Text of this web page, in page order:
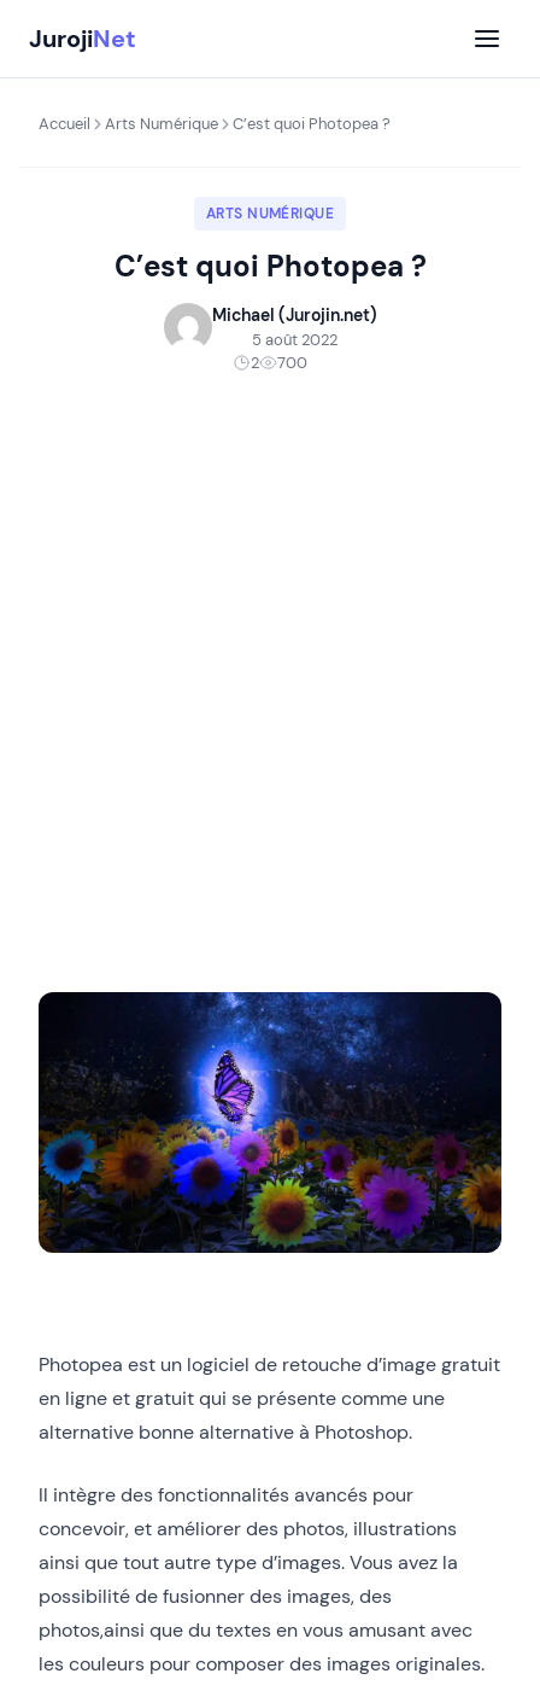
contenu
JurojiNet
Accueil Arts Numérique C’est quoi Photopea ?
ARTS NUMÉRIQUE
C’est quoi Photopea ?
Michael (Jurojin.net)
5 août 2022
2
700
Photopea est un logiciel de retouche d’image gratuit
en ligne et gratuit qui se présente comme une
alternative bonne alternative à Photoshop.
Il intègre des fonctionnalités avancés pour
concevoir, et améliorer des photos, illustrations
ainsi que tout autre type d’images. Vous avez la
possibilité de fusionner des images, des
photos,ainsi que du textes en vous amusant avec
les couleurs pour composer des images originales.